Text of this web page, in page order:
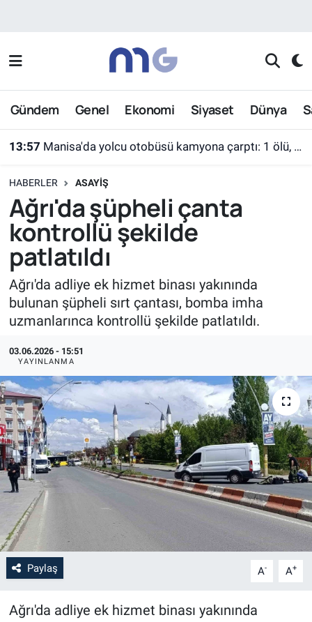
Gündem Genel Ekonomi Siyaset Dünya
13:57 Manisa'da yolcu otobüsü kamyona çarptı: 1 ölü, 7 yaralı
HABERLER ASAYIŞ
Ağrı'da şüpheli çanta
kontrollü şekilde
patlatıldı
Ağrı'da adliye ek hizmet binası yakınında
bulunan şüpheli sırt çantası, bomba imha
uzmanlarınca kontrollü şekilde patlatıldı.
03.06.2026 - 15:51
YAYINLANMA
Paylaş A- A+
Ağrı'da adliye ek hizmet binası yakınında
Nöbetçi Eczaneler
Hava Durumu
Süper Lig Puan Durumu ve Fikstür
Tüm Manşetler
Son Dakika Haberleri
Haber Arşivi